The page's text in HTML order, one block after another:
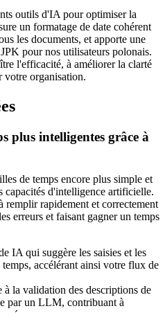
outils d'IA pour optimiser la
un formatage de date cohérent
les documents, et apporte une
pour nos utilisateurs polonais.
l'efficacité, à améliorer la clarté
votre organisation.
plus intelligentes grâce à
de temps encore plus simple et
capacités d'intelligence artificielle.
remplir rapidement et correctement
erreurs et faisant gagner un temps
IA qui suggère les saisies et les
accélérant ainsi votre flux de
à la validation des descriptions de
par un LLM, contribuant à